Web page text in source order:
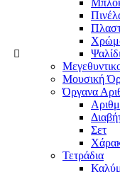
Μουσική
Όργανα
Σετ
Τετράδια